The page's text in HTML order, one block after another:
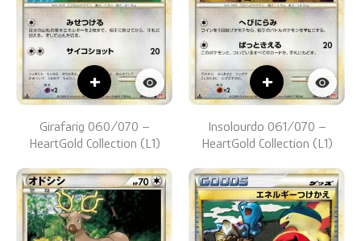
+
Girafarig 060/070 –
HeartGold Collection (L1)
+
Insolourdo 061/070 –
HeartGold Collection (L1)